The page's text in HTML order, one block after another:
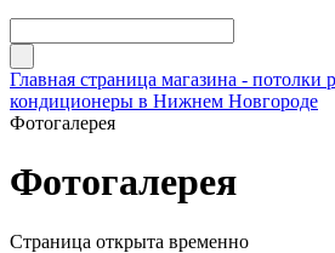
Главная страница магазина - потолки
кондиционеры в Нижнем Новгороде
Фотогалерея
Фотогалерея
Страница открыта временно